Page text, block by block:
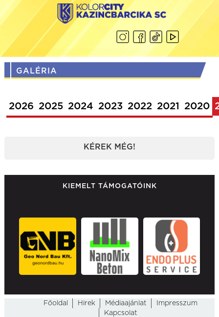
GALÉRIA
2026 2025 2024 2023 2022 2021 2020
KÉREK MÉG!
KIEMELT TÁMOGATÓINK
Főoldal Hirek Médiaajánlat
Impresszum
Kapcsolat